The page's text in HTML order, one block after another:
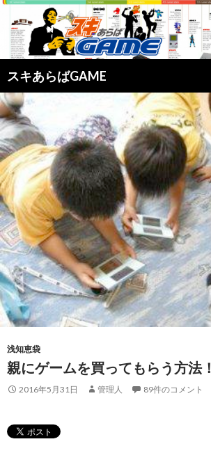
スキあらばGAME
索
ン
テ
ン
ツ
へ
ス
キ
ッ
プ
浅知恵袋
親にゲームを買ってもらう方法！
2016年5月31日 管理人 89件のコメント